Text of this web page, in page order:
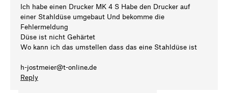
Ich habe einen Drucker MK 4 S Habe den Drucker auf
einer Stahldüse umgebaut Und bekomme die
Fehlermeldung
Düse ist nicht Gehärtet
Wo kann ich das umstellen dass das eine Stahldüse ist
h-jostmeier@t-online.de
Reply